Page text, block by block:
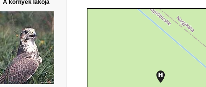
A környék lakója